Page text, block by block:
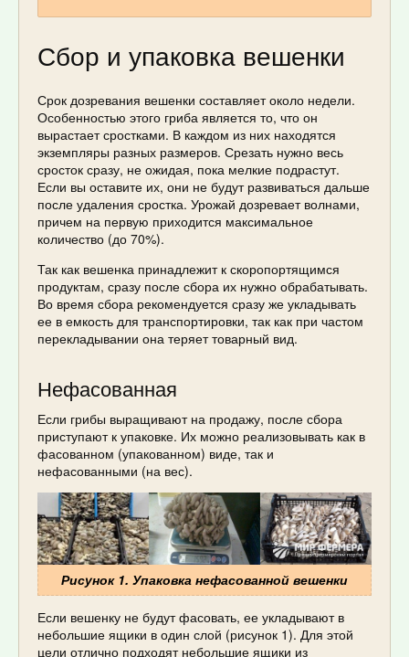
Сбор и упаковка вешенки
Срок дозревания вешенки составляет около недели.
Особенностью этого гриба является то, что он
вырастает сростками. В каждом из них находятся
экземпляры разных размеров. Срезать нужно весь
сросток сразу, не ожидая, пока мелкие подрастут.
Если вы оставите их, они не будут развиваться дальше
после удаления сростка. Урожай дозревает волнами,
причем на первую приходится максимальное
количество (до 70%).
Так как вешенка принадлежит к скоропортящимся
продуктам, сразу после сбора их нужно обрабатывать.
Во время сбора рекомендуется сразу же укладывать
ее в емкость для транспортировки, так как при частом
перекладывании она теряет товарный вид.
Нефасованная
Если грибы выращивают на продажу, после сбора
приступают к упаковке. Их можно реализовывать как в
фасованном (упакованном) виде, так и
нефасованными (на вес).
Рисунок 1. Упаковка нефасованной вешенки
Если вешенку не будут фасовать, ее укладывают в
небольшие ящики в один слой (рисунок 1). Для этой
цели отлично подходят небольшие ящики из